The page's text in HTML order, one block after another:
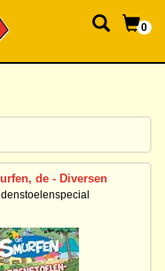
0
de - Diversen